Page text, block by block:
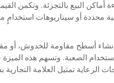
البيع بالتجزئة. وتكمن القيمة
أو سيناريوهات استخدامٍ
أسطح مقاومة للخدوش، أو
الصعبة. وتسهم هذه الميزة
الرعاية تمثيل العلامة